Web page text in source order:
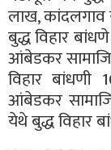
लाख, कांदलगाव
बुद्ध विहार
आंबेडकर
विहार
आंबेडकर
येथे बुद्ध विहार